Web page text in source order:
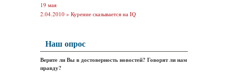
19 мая
2.04.2010 » Курение сказывается на IQ
Наш опрос
Верите ли Вы в достоверность новостей? Говорят ли нам
правду?